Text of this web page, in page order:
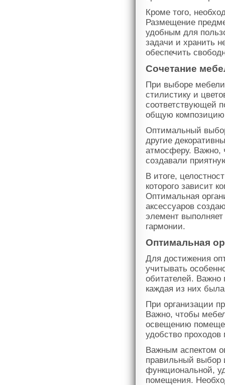
Кроме того,
Размещение
удобным для
задачи и хранить
обеспечить
Сочетание
При выборе
стилистику и
соответствующей
общую композицию
Оптимальный
другие
атмосферу. Важно,
создавали
В итоге,
которого зависит
Оптимальная
аксессуаров
элемент
гармонии.
Оптимальная
Для достижения
учитывать
обитателей. Важно
каждая из них
При организации
Важно, чтобы
освещению
удобство
Важным аспектом
правильный выбор
функциональной,
помещения.